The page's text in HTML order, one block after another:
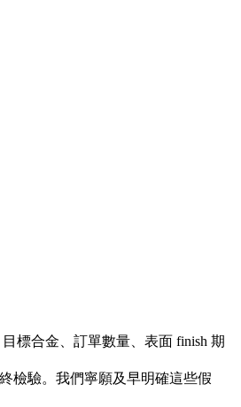
標合金、訂單數量、表面 finish 期
檢驗。我們寧願及早明確這些假